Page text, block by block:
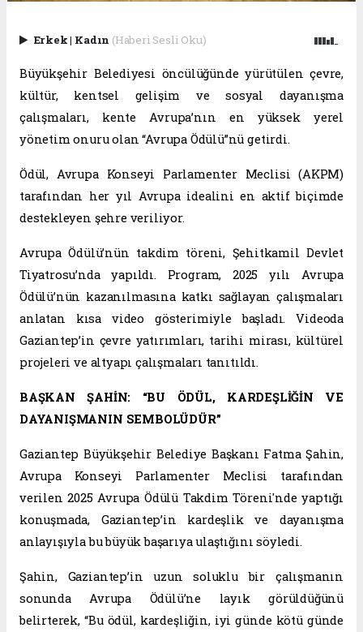
Erkek| Kadın (Haberi Sesli Oku)
Büyükşehir Belediyesi öncülüğünde yürütülen çevre,
kültür, kentsel gelişim ve sosyal dayanışma
çalışmaları, kente Avrupa’nın en yüksek yerel
yönetim onuru olan “Avrupa Ödülü”nü getirdi.
Ödül, Avrupa Konseyi Parlamenter Meclisi (AKPM)
tarafından her yıl Avrupa idealini en aktif biçimde
destekleyen şehre veriliyor.
Avrupa Ödülü’nün takdim töreni, Şehitkamil Devlet
Tiyatrosu’nda yapıldı. Program, 2025 yılı Avrupa
Ödülü’nün kazanılmasına katkı sağlayan çalışmaları
anlatan kısa video gösterimiyle başladı. Videoda
Gaziantep’in çevre yatırımları, tarihi mirası, kültürel
projeleri ve altyapı çalışmaları tanıtıldı.
BAŞKAN ŞAHİN: “BU ÖDÜL, KARDEŞLİĞİN VE
DAYANIŞMANIN SEMBOLÜDÜR”
Gaziantep Büyükşehir Belediye Başkanı Fatma Şahin,
Avrupa Konseyi Parlamenter Meclisi tarafından
verilen 2025 Avrupa Ödülü Takdim Töreni'nde yaptığı
konuşmada, Gaziantep’in kardeşlik ve dayanışma
anlayışıyla bu büyük başarıya ulaştığını söyledi.
Şahin, Gaziantep’in uzun soluklu bir çalışmanın
sonunda Avrupa Ödülü’ne layık görüldüğünü
belirterek, “Bu ödül, kardeşliğin, iyi günde kötü günde